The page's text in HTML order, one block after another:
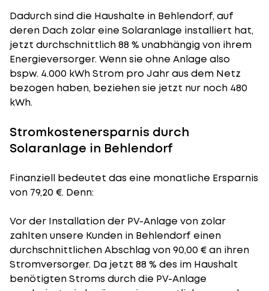
Dadurch sind die Haushalte in Behlendorf, auf
deren Dach zolar eine Solaranlage installiert hat,
jetzt durchschnittlich 88 % unabhängig von ihrem
Energieversorger. Wenn sie ohne Anlage also
bspw. 4.000 kWh Strom pro Jahr aus dem Netz
bezogen haben, beziehen sie jetzt nur noch 480
kWh.
Stromkostenersparnis durch
Solaranlage in Behlendorf
Finanziell bedeutet das eine monatliche Ersparnis
von 79,20 €. Denn:
Vor der Installation der PV-Anlage von zolar
zahlten unsere Kunden in Behlendorf einen
durchschnittlichen Abschlag von 90,00 € an ihren
Stromversorger. Da jetzt 88 % des im Haushalt
benötigten Stroms durch die PV-Anlage